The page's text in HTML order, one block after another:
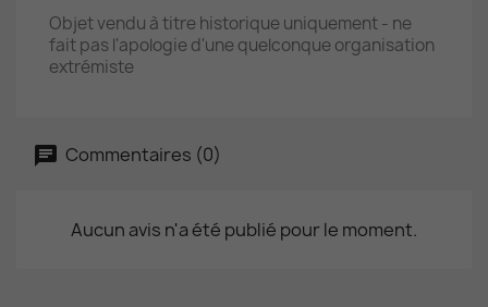
Objet vendu à titre historique uniquement - ne
fait pas l'apologie d'une quelconque organisation
extrémiste
Commentaires (0)
Aucun avis n'a été publié pour le moment.